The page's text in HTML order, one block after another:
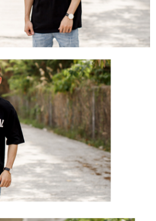
退款等相關疑問，請聯繫「AFTEE先享後付
support/home
司提供之「AFTEE先享後付」服務完成之交
個人資料，並將交易相關給付款項請求債
。
瀏覽以下網址：
定代理人或監護人之同意方可使用
意申辦者引起之損失，本公司不負相關責
，將依據個別帳號之用戶狀況，依本公司即
仍有額度不足之情形，本公司將視審查結果
用他人資訊註冊。若發現惡意使用之情形，
止該用戶之使用額度並採取法律行動。
以上)免運費
含以上)免運費